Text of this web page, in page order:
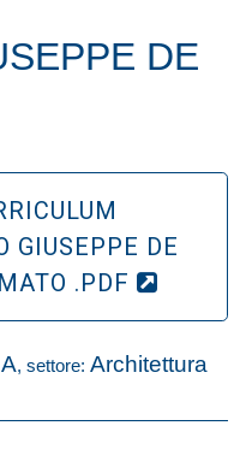
DE
GIUSEPPE DE
.PDF
A, settore: Architettura